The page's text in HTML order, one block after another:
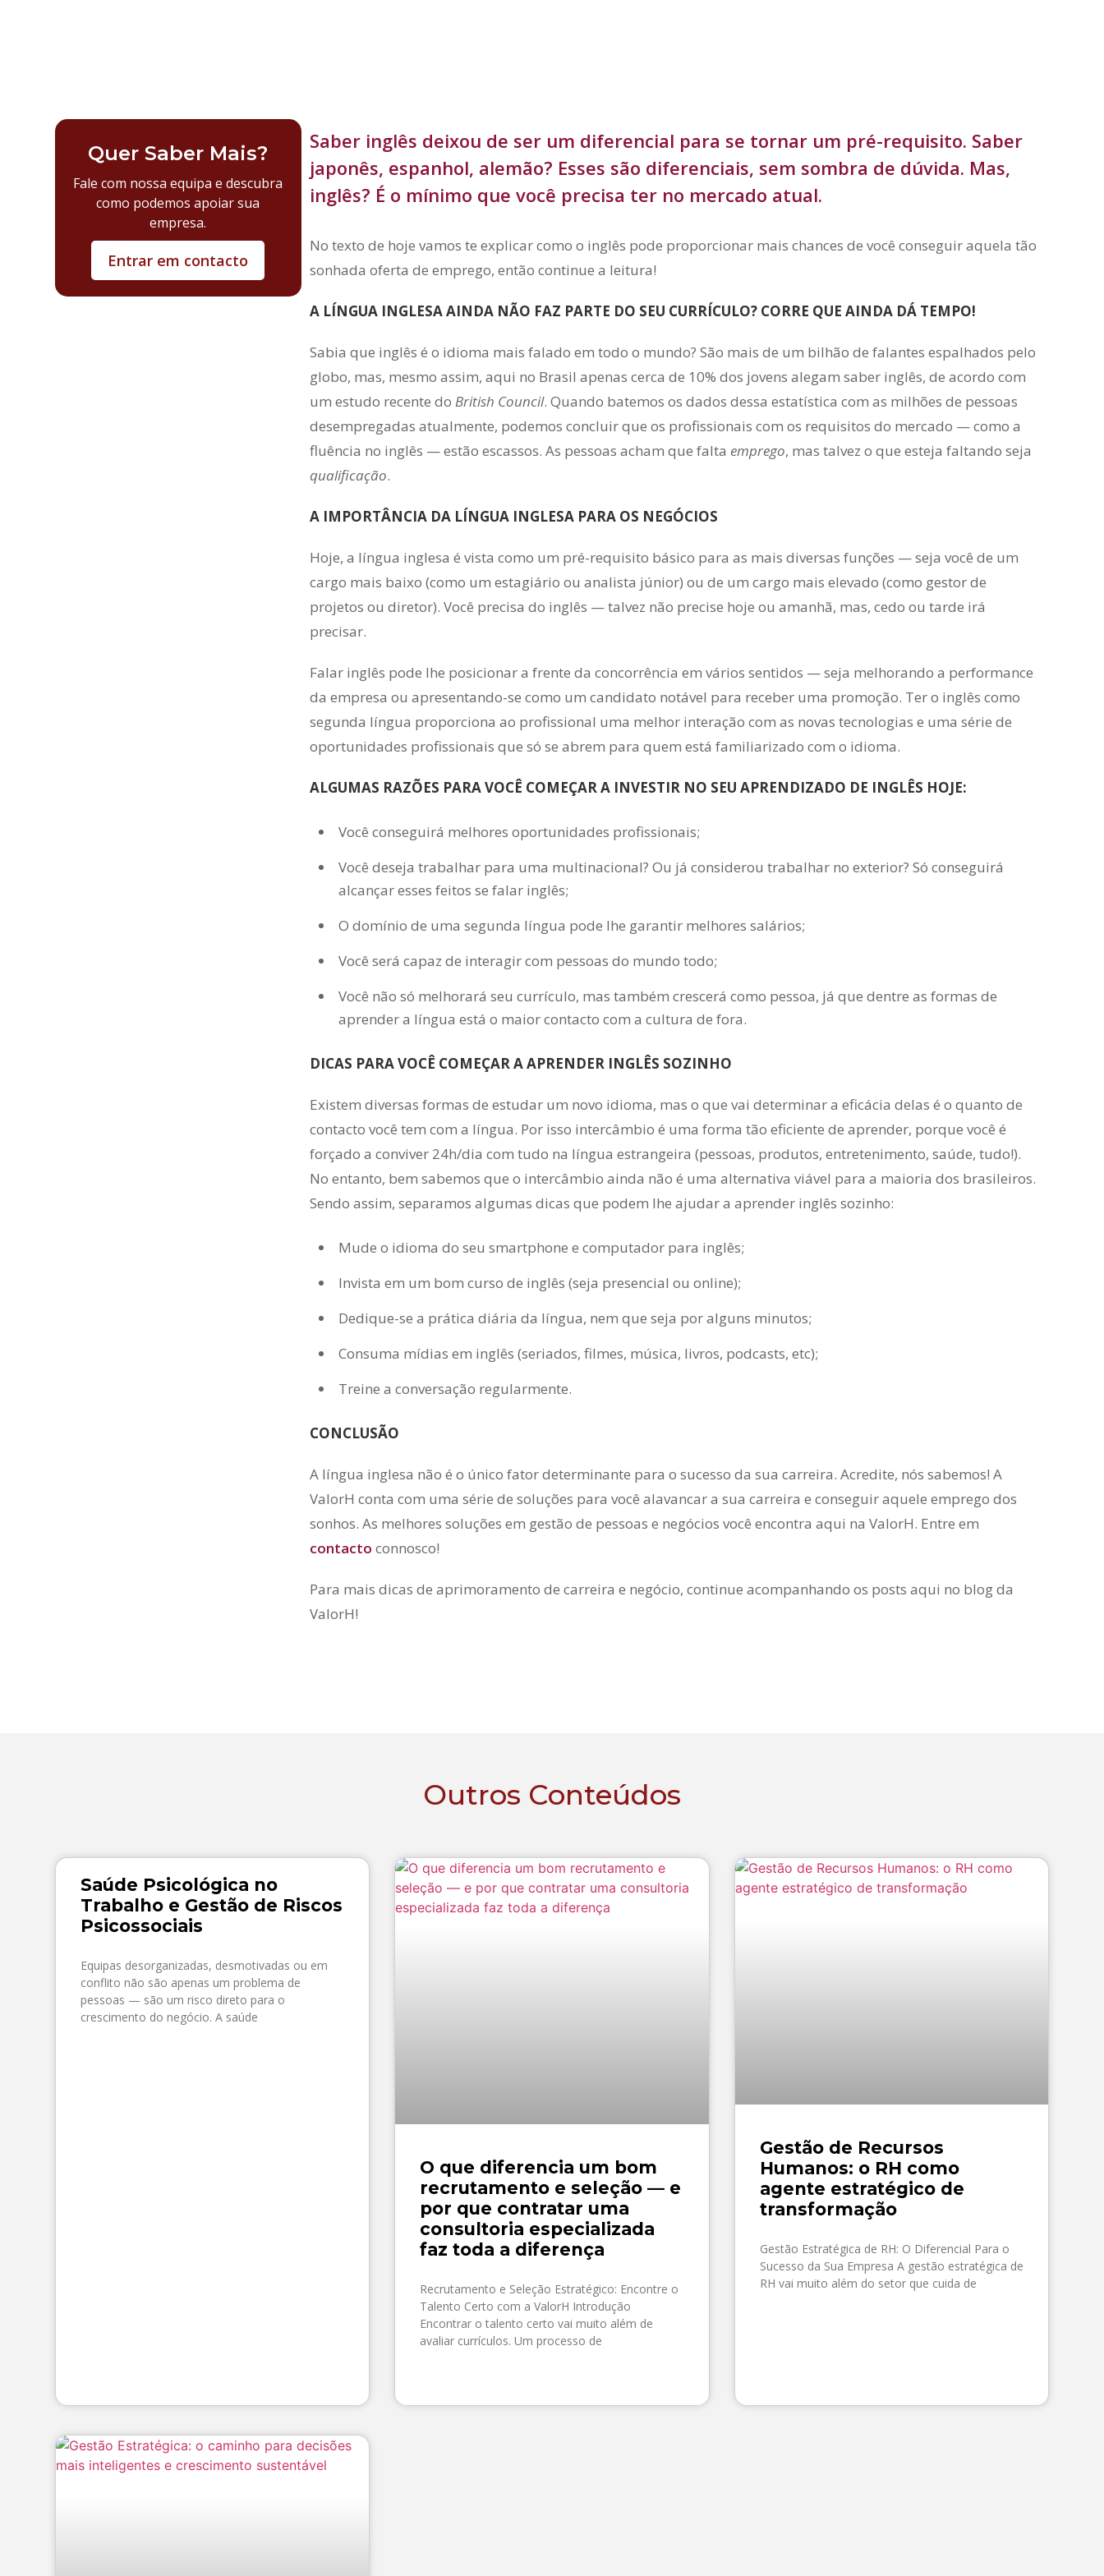
Quer Saber Mais?
Fale com nossa equipa e descubra
como podemos apoiar sua
empresa.
Entrar em contacto
Saber inglês deixou de ser um diferencial para se tornar um pré-requisito. Saber
japonês, espanhol, alemão? Esses são diferenciais, sem sombra de dúvida. Mas,
inglês? É o mínimo que você precisa ter no mercado atual.
No texto de hoje vamos te explicar como o inglês pode proporcionar mais chances de você conseguir aquela tão
sonhada oferta de emprego, então continue a leitura!
A LÍNGUA INGLESA AINDA NÃO FAZ PARTE DO SEU CURRÍCULO? CORRE QUE AINDA DÁ TEMPO!
Sabia que inglês é o idioma mais falado em todo o mundo? São mais de um bilhão de falantes espalhados pelo
globo, mas, mesmo assim, aqui no Brasil apenas cerca de 10% dos jovens alegam saber inglês, de acordo com
um estudo recente do British Council. Quando batemos os dados dessa estatística com as milhões de pessoas
desempregadas atualmente, podemos concluir que os profissionais com os requisitos do mercado — como a
fluência no inglês — estão escassos. As pessoas acham que falta emprego, mas talvez o que esteja faltando seja
qualificação.
A IMPORTÂNCIA DA LÍNGUA INGLESA PARA OS NEGÓCIOS
Hoje, a língua inglesa é vista como um pré-requisito básico para as mais diversas funções — seja você de um
cargo mais baixo (como um estagiário ou analista júnior) ou de um cargo mais elevado (como gestor de
projetos ou diretor). Você precisa do inglês — talvez não precise hoje ou amanhã, mas, cedo ou tarde irá
precisar.
Falar inglês pode lhe posicionar a frente da concorrência em vários sentidos — seja melhorando a performance
da empresa ou apresentando-se como um candidato notável para receber uma promoção. Ter o inglês como
segunda língua proporciona ao profissional uma melhor interação com as novas tecnologias e uma série de
oportunidades profissionais que só se abrem para quem está familiarizado com o idioma.
ALGUMAS RAZÕES PARA VOCÊ COMEÇAR A INVESTIR NO SEU APRENDIZADO DE INGLÊS HOJE:
Você conseguirá melhores oportunidades profissionais;
Você deseja trabalhar para uma multinacional? Ou já considerou trabalhar no exterior? Só conseguirá
alcançar esses feitos se falar inglês;
O domínio de uma segunda língua pode lhe garantir melhores salários;
Você será capaz de interagir com pessoas do mundo todo;
Você não só melhorará seu currículo, mas também crescerá como pessoa, já que dentre as formas de
aprender a língua está o maior contacto com a cultura de fora.
DICAS PARA VOCÊ COMEÇAR A APRENDER INGLÊS SOZINHO
Existem diversas formas de estudar um novo idioma, mas o que vai determinar a eficácia delas é o quanto de
contacto você tem com a língua. Por isso intercâmbio é uma forma tão eficiente de aprender, porque você é
forçado a conviver 24h/dia com tudo na língua estrangeira (pessoas, produtos, entretenimento, saúde, tudo!).
No entanto, bem sabemos que o intercâmbio ainda não é uma alternativa viável para a maioria dos brasileiros.
Sendo assim, separamos algumas dicas que podem lhe ajudar a aprender inglês sozinho:
Mude o idioma do seu smartphone e computador para inglês;
Invista em um bom curso de inglês (seja presencial ou online);
Dedique-se a prática diária da língua, nem que seja por alguns minutos;
Consuma mídias em inglês (seriados, filmes, música, livros, podcasts, etc);
Treine a conversação regularmente.
CONCLUSÃO
A língua inglesa não é o único fator determinante para o sucesso da sua carreira. Acredite, nós sabemos! A
ValorH conta com uma série de soluções para você alavancar a sua carreira e conseguir aquele emprego dos
sonhos. As melhores soluções em gestão de pessoas e negócios você encontra aqui na ValorH. Entre em
contacto connosco!
Para mais dicas de aprimoramento de carreira e negócio, continue acompanhando os posts aqui no blog da
ValorH!
Outros Conteúdos
Saúde Psicológica no
Trabalho e Gestão de Riscos
Psicossociais
Equipas desorganizadas, desmotivadas ou em
conflito não são apenas um problema de
pessoas — são um risco direto para o
crescimento do negócio. A saúde
O que diferencia um bom
recrutamento e seleção — e
por que contratar uma
consultoria especializada
faz toda a diferença
Recrutamento e Seleção Estratégico: Encontre o
Talento Certo com a ValorH Introdução
Encontrar o talento certo vai muito além de
avaliar currículos. Um processo de
Gestão de Recursos
Humanos: o RH como
agente estratégico de
transformação
Gestão Estratégica de RH: O Diferencial Para o
Sucesso da Sua Empresa A gestão estratégica de
RH vai muito além do setor que cuida de